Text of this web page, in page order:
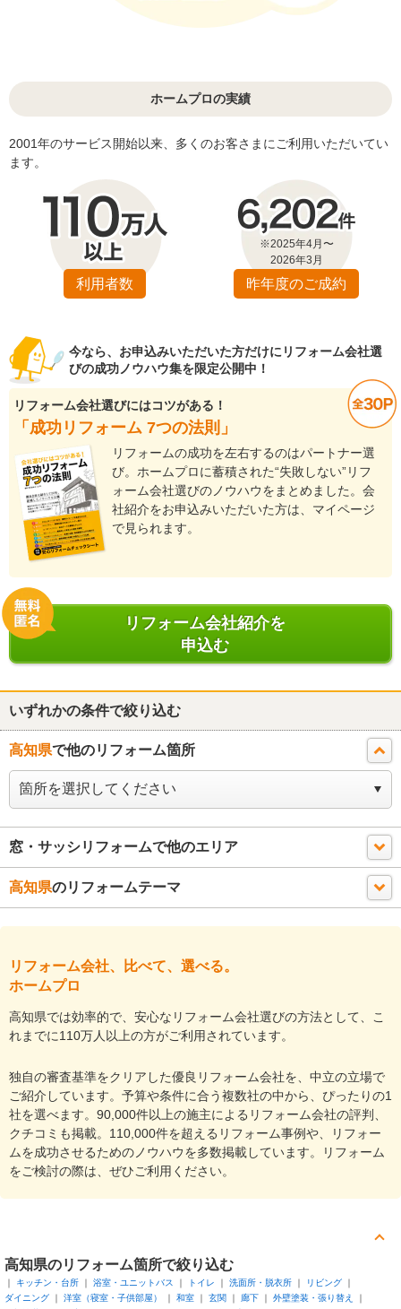
ホームプロの実績
2001年のサービス開始以来、多くのお客さまにご利用いただいてい
ます。
利用者数
※2025年4月〜
2026年3月
昨年度のご成約
今なら、お申込みいただいた方だけにリフォーム会社選
びの成功ノウハウ集を限定公開中！
リフォーム会社選びにはコツがある！
「成功リフォーム 7つの法則」
リフォームの成功を左右するのはパートナー選
び。ホームプロに蓄積された“失敗しない”リフ
ォーム会社選びのノウハウをまとめました。会
社紹介をお申込みいただいた方は、マイページ
で見られます。
リフォーム会社紹介を
申込む
いずれかの条件で絞り込む
高知県で他のリフォーム箇所
窓・サッシリフォームで他のエリア
高知県のリフォームテーマ
リフォーム会社、比べて、選べる。
ホームプロ
高知県では効率的で、安心なリフォーム会社選びの方法として、こ
れまでに110万人以上の方がご利用されています。
独自の審査基準をクリアした優良リフォーム会社を、中立の立場で
ご紹介しています。予算や条件に合う複数社の中から、ぴったりの1
社を選べます。90,000件以上の施主によるリフォーム会社の評判、
クチコミも掲載。110,000件を超えるリフォーム事例や、リフォー
ムを成功させるためのノウハウを多数掲載しています。リフォーム
をご検討の際は、ぜひご利用ください。
高知県のリフォーム箇所で絞り込む
キッチン・台所 浴室・ユニットバス トイレ 洗面所・脱衣所
リビング
ダイニング
洋室（寝室・子供部屋） 和室 玄関 廊下
外壁塗装・張り替え